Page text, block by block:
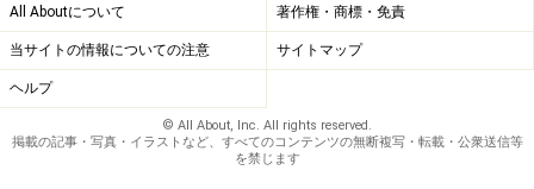
All Aboutについて 著作権・商標・免責
当サイトの情報についての注意 サイトマップ
ヘルプ
© All About, Inc. All rights reserved.
掲載の記事・写真・イラストなど、すべてのコンテンツの無断複写・転載・公衆送信等
を禁じます